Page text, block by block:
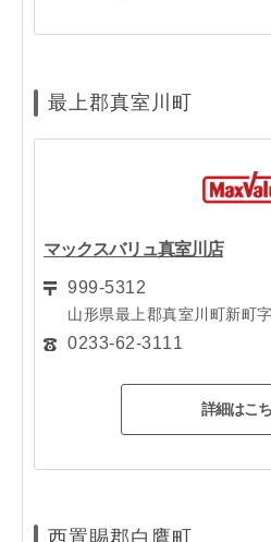
最上郡真室川町
マックスバリュ真室川店
999-5312
山形県最上郡真室川町新町
0233-62-3111
詳細はこ
西置賜郡白鷹町